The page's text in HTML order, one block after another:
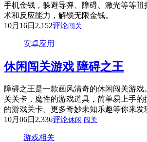
手机金钱，躲避导弹、障碍、激光等等阻
术和反应能力，解锁无限金钱。
10月16日 2,152评论闯关
安卓应用
休闲闯关游戏 障碍之王
障碍之王是一款画风清奇的休闲闯关游
关关卡，魔性的游戏道具，简单易上手的
的游戏关卡。更多奇妙未知乐趣等你来发
10月06日 2,336评论休闲 闯关
游戏相关